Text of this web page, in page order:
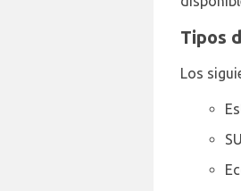
Tipos
Los